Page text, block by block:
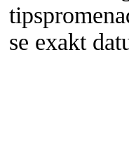
se exakt